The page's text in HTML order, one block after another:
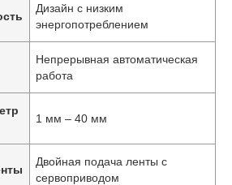
Дизайн с низким
энергопотреблением
Непрерывная автоматическая
работа
1 мм – 40 мм
Двойная подача ленты с
сервоприводом